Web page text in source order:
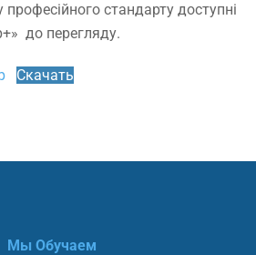
стандарту доступні
до перегляду.
Скачать
Мы Обучаем